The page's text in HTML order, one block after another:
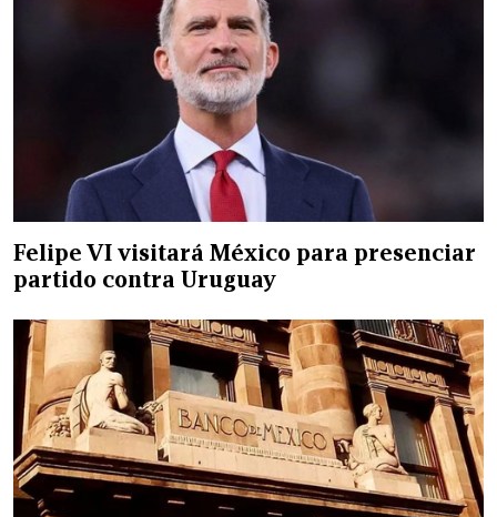
Felipe VI visitará México para presenciar
partido contra Uruguay